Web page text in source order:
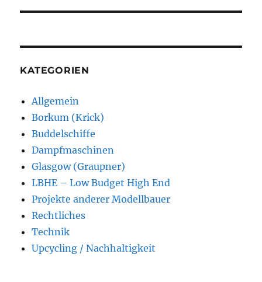
KATEGORIEN
Allgemein
Borkum (Krick)
Buddelschiffe
Dampfmaschinen
Glasgow (Graupner)
LBHE – Low Budget High End
Projekte anderer Modellbauer
Rechtliches
Technik
Upcycling / Nachhaltigkeit